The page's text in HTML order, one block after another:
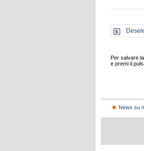
Per salvare
e premi il
News su